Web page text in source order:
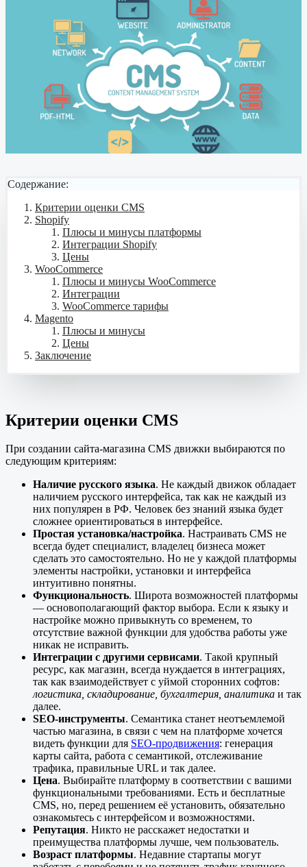
Содержание:
Критерии оценки CMS
Shopify
Плюсы и минусы платформы
Интеграции Shopify
Цены
WooCommerce
Плюсы и минусы WooCommerce
Интеграции
WooCommerce тарифы
Magento
Плюсы и минусы
Цены
Заключение
Критерии оценки CMS
При создании сайта-магазина CMS движки выбираются по
следующим критериям:
Наличие русского языка. Не каждый движок обладает
наличием русского интерфейса, так как не каждый из
них популярен в РФ. Человек без знаний языка будет
сложнее ориентироваться в интерфейсе.
Простая установка/настройка. Настраивать CMS не
всегда будет специалист, владелец бизнеса может
сделать это самостоятельно. Но не у каждой платформы
элементы настройки, установки и интерфейса
интуитивно понятны.
Функциональность. Широта возможностей платформы
— основополагающий фактор выбора. Если к языку и
настройке можно привыкнуть со временем, то
отсутствие важной функции для удобства работы уже
никак не исправить.
Интеграции с другими сервисами. Такой крупный
ресурс, как магазин, всегда нуждается в интеграциях,
так как взаимодействует с уймой сторонних софтов:
логистика, складирование, бухгалтерия, аналитика и так
далее.
SEO-инструменты. Семантика станет неотъемлемой
частью магазина, в связи с чем на платформе хочется
видеть функции для SEO-продвижения: генерация
карты сайта, работа с семантикой, отслеживание
трафика, правильные URL и так далее.
Цена. Выбирайте платформу в соответствии с вашими
функциональными требованиями. Есть и бесплатные
CMS, но, перед решением её установить, обязательно
ознакомьтесь с интерфейсом и возможностями.
Репутация. Никто не расскажет недостатки и
преимущества платформы лучше, чем пользователь.
Возраст платформы. Недавние стартапы могут